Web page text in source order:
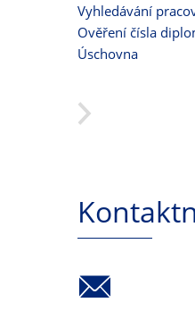
Vyhledávání
Ověření čísla
Úschovna